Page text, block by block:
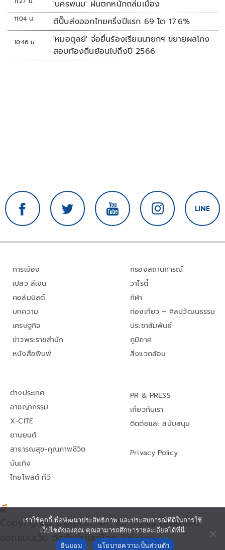
'นครพนม' ฝนตกหนักถล่มเมือง
11:04 น. ตีปี๊บส่งออกไทยครึ่งปีแรก 69 โต 17.6%
10:46 น.
'หมอตุลย์' จ่อยื่นร้องเรียนนายกฯ ขยายผลโกง
สอบท้องถิ่นย้อนไปถึงปี 2566
การเมือง
เปลว สีเงิน
คอลัมนิสต์
บทความ
เศรษฐกิจ
ข่าวพระราชสำนัก
หนังสือพิมพ์
กรองสถานการณ์
วาไรตี้
กีฬา
ท่องเที่ยว – ศิลปวัฒนธรรม
ประชาสัมพันธ์
ภูมิภาค
สิ่งแวดล้อม
ต่างประเทศ
อาชญากรรม
X-CITE
ยานยนต์
สาธารณสุข-คุณภาพชีวิต
บันเทิง
ไทยโพสต์ ทีวี
PR & PRESS
เกี่ยวกับเรา
ติดต่อและ สนับสนุน
Privacy Policy
Copyright© thaipost.net, All rights reserved.,
ออกแบบเว็บ จัดทำเว็บไซต์โดย iDesign
เราใช้คุกกี้เพื่อพัฒนาประสิทธิภาพ และประสบการณ์ที่ดีในการใช้
เว็บไซต์ของคุณ คุณสามารถศึกษารายละเอียดได้ที่นี่
ยินยอม
นโยบายความเป็นส่วนตัว